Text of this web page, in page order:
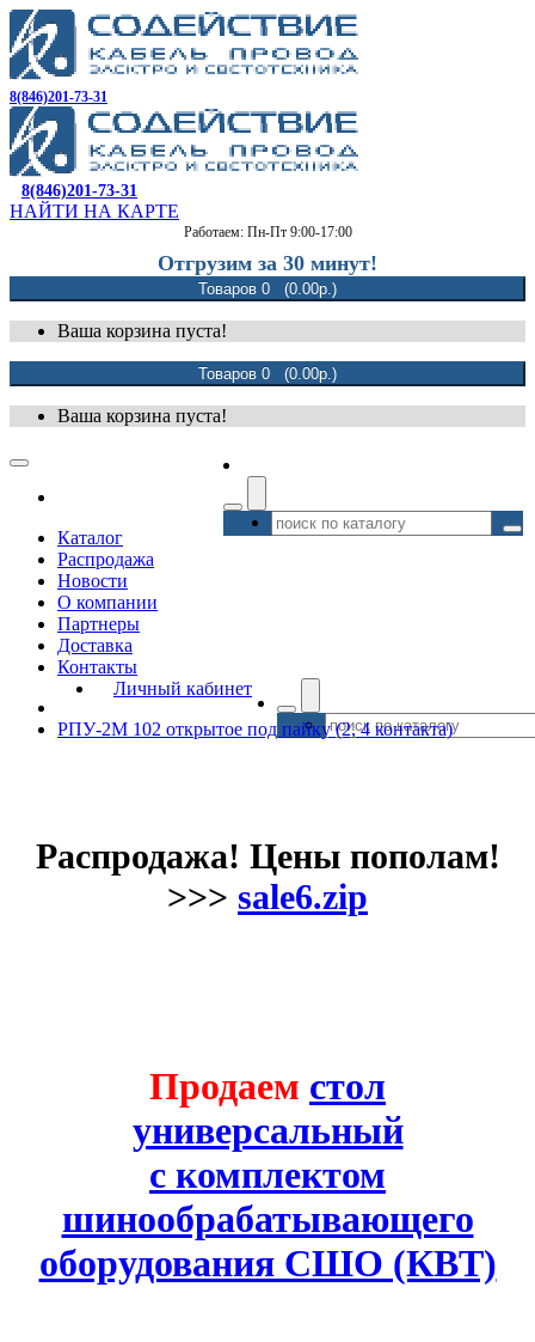
8(846)201-73-31
8(846)201-73-31
НАЙТИ НА КАРТЕ
Работаем: Пн-Пт 9:00-17:00
Отгрузим за 30 минут!
Товаров 0 (0.00р.)
Ваша корзина пуста!
Товаров 0 (0.00р.)
Ваша корзина пуста!
Каталог
Распродажа
Новости
О компании
Партнеры
Доставка
Контакты
Личный кабинет
РПУ-2М 102 открытое под пайку (2, 4 контакта)
Распродажа! Цены пополам!
>>> sale6.zip
Продаем стол
универсальный
с комплектом
шинообрабатывающего
оборудования СШО (КВТ)